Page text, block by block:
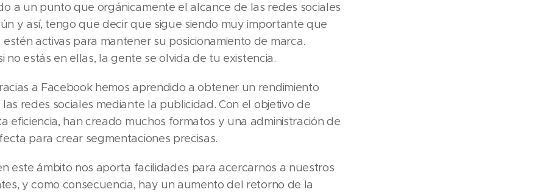
a un punto que orgánicamente el alcance de las redes sociales
y así, tengo que decir que sigue siendo muy importante que
estén activas para mantener su posicionamiento de marca.
no estás en ellas, la gente se olvida de tu existencia.
a Facebook hemos aprendido a obtener un rendimiento
redes sociales mediante la publicidad. Con el objetivo de
eficiencia, han creado muchos formatos y una administración de
para crear segmentaciones precisas.
este ámbito nos aporta facilidades para acercarnos a nuestros
y como consecuencia, hay un aumento del retorno de la